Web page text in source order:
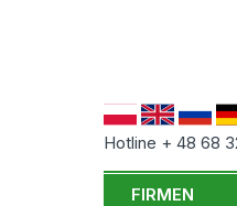
Hotline + 48 68
FIRMEN